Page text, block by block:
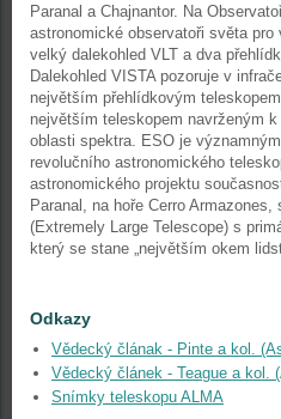
Paranal a Chajnantor. Na
astronomické observatoři světa pro
velký dalekohled VLT a dva
Dalekohled VISTA pozoruje v
největším přehlídkovým
největším teleskopem navrženým
oblasti spektra. ESO je
revolučního astronomického
astronomického projektu
Paranal, na hoře Cerro
(Extremely Large Telescope) s
který se stane „největším okem
Odkazy
Vědecký člának - Pinte a kol.
Vědecký článek - Teague a kol.
Snímky teleskopu ALMA